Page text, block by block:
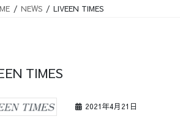
NEWS LIVEEN TIMES
TIMES
2021年4月21日